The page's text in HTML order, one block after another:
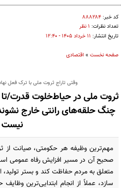
کد خبر: ۸۸۸۲۸۴
تعداد نظرات: ۱ نظر
تاریخ انتشار: ۱۱ خرداد ۱۴۰۵ - ۱۲:۴۰
صفحه نخست » اقتصادی
وقتی تاراج ثروت ملی با ترک فعل
ثروت ملی در حیاط‌خلوت قدرت/تا
چنگ حلقه‌های رانتی خارج
نیست
مهم‌ترین وظیفه هر حکومتی، صیانت از
صحیح آن در مسیر افزایش رفاه عمومی
متعلق به مردم حفاظت کند و بستر تولید،
سازد، عملاً از انجام ابتدایی‌ترین